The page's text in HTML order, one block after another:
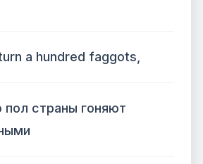
a hundred faggots,
пол страны гоняют